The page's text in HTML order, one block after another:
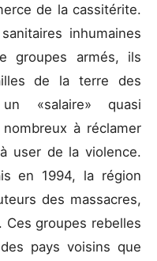
de la cassitérite.
inhumaines
groupes armés, ils
de la terre des
«salaire» quasi
à réclamer
user de la violence.
en 1994, la région
des massacres,
groupes rebelles
pays voisins que